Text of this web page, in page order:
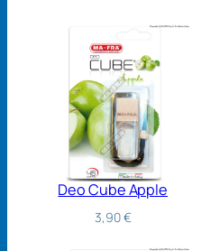
Deo Cube Apple
3,90€